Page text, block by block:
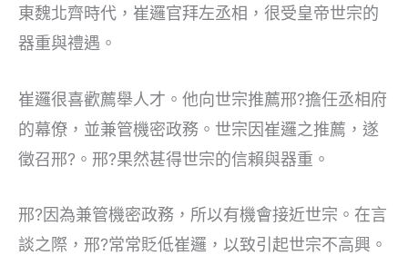
東魏北齊時代，崔邏官拜左丞相，很受皇帝世宗的
器重與禮遇。
崔邏很喜歡薦舉人才。他向世宗推薦邢?擔任丞相府
的幕僚，並兼管機密政務。世宗因崔邏之推薦，遂
徵召邢?。邢?果然甚得世宗的信賴與器重。
邢?因為兼管機密政務，所以有機會接近世宗。在言
談之際，邢?常常貶低崔邏，以致引起世宗不高興。